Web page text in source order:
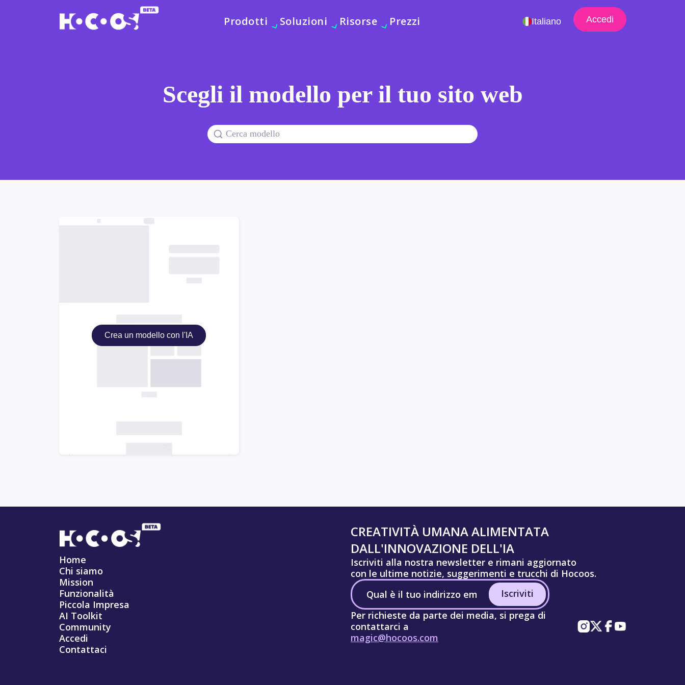
Prodotti Soluzioni Risorse Prezzi Italiano Accedi
Scegli il modello per il tuo sito web
Crea un modello con l'IA
Home
Chi siamo
Mission
Funzionalità
Piccola Impresa
AI Toolkit
Community
Accedi
Contattaci
CREATIVITÀ UMANA ALIMENTATA
DALL'INNOVAZIONE DELL'IA
Iscriviti alla nostra newsletter e rimani aggiornato
con le ultime notizie, suggerimenti e trucchi di Hocoos.
Iscriviti
Per richieste da parte dei media, si prega di
contattarci a
magic@hocoos.com